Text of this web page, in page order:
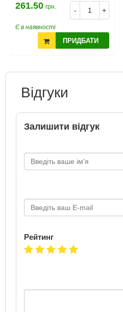
- +
261.50 грн.
Є в наявності
ПРИДБАТИ
Відгуки
Залишити відгук
Рейтинг